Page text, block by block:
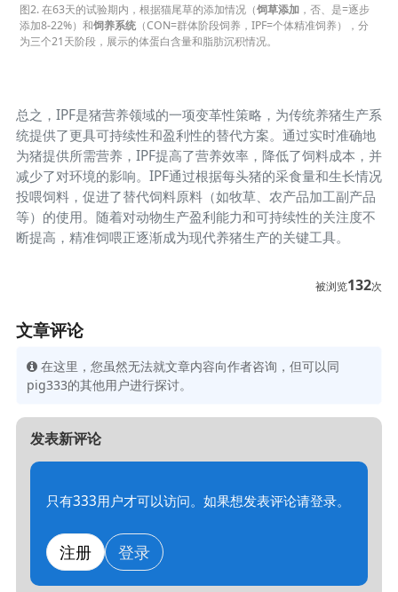
图2. 在63天的试验期内，根据猫尾草的添加情况（饲草添加 ，否、是=逐步
添加8-22%）和饲养系统 （CON=群体阶段饲养，IPF=个体精准饲养），分
为三个21天阶段，展示的体蛋白含量和脂肪沉积情况。
总之，IPF是猪营养领域的一项变革性策略，为传统养猪生产系
统提供了更具可持续性和盈利性的替代方案。通过实时准确地
为猪提供所需营养，IPF提高了营养效率，降低了饲料成本，并
减少了对环境的影响。IPF通过根据每头猪的采食量和生长情况
投喂饲料，促进了替代饲料原料（如牧草、农产品加工副产品
等）的使用。随着对动物生产盈利能力和可持续性的关注度不
断提高，精准饲喂正逐渐成为现代养猪生产的关键工具。
被浏览132次
文章评论
在这里，您虽然无法就文章内容向作者咨询，但可以同
pig333的其他用户进行探讨。
发表新评论
只有333用户才可以访问。如果想发表评论请登录。
注册 登录